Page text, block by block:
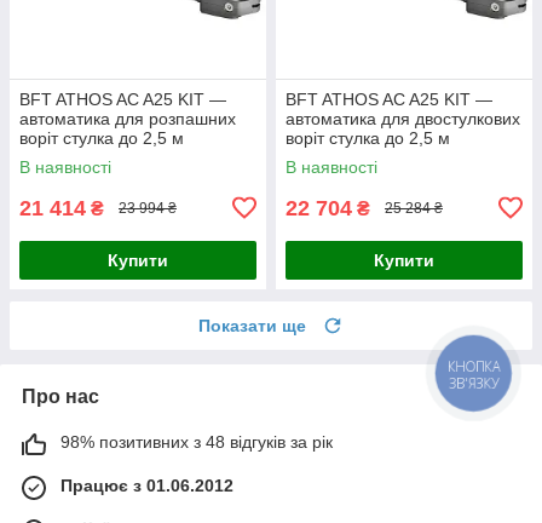
BFT ATHOS AC A25 KIT —
автоматика для розпашних
воріт стулка до 2,5 м
В наявності
21 414 ₴ 23 994 ₴
Купити
BFT ATHOS AC A25 KIT —
автоматика для двостулкових
воріт стулка до 2,5 м
В наявності
22 704 ₴ 25 284 ₴
Купити
Показати ще
Про нас
98% позитивних з 48 відгуків за рік
Працює з 01.06.2012
КНОПКА
ЗВ'ЯЗКУ